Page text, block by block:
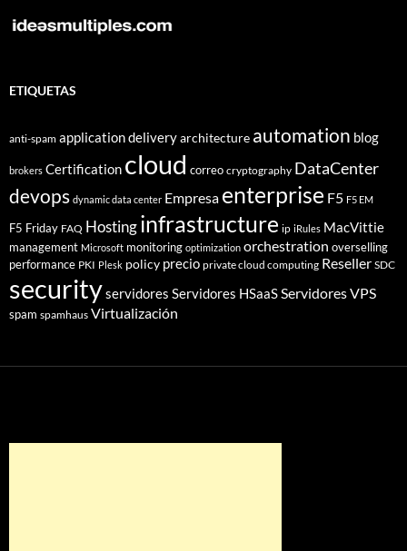
ETIQUETAS
anti-spam application deliveryarchitecture automation blog
brokers Certification cloud correo cryptography DataCenter
devops dynamic data center Empresa enterprise F5 F5 EM
F5 Friday FAQ Hostinginfrastructure ip iRules MacVittie
management Microsoft monitoring optimization orchestration overselling
performance PKI Plesk policy precio private cloud computing Reseller SDC
securityservidores Servidores HSaaSServidores VPS
spam spamhaus Virtualización